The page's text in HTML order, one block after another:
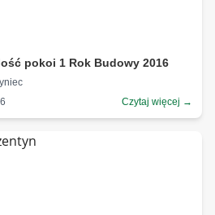
pokoi 1 Rok Budowy 2016
Czytaj więcej →